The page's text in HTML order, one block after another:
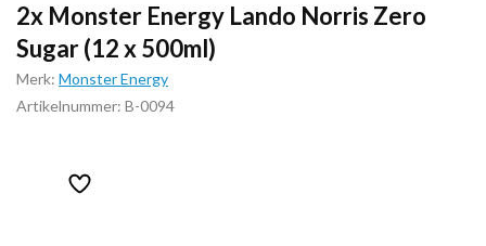
2x Monster Energy Lando Norris Zero
Sugar (12 x 500ml)
Merk: Monster Energy
Artikelnummer: B-0094